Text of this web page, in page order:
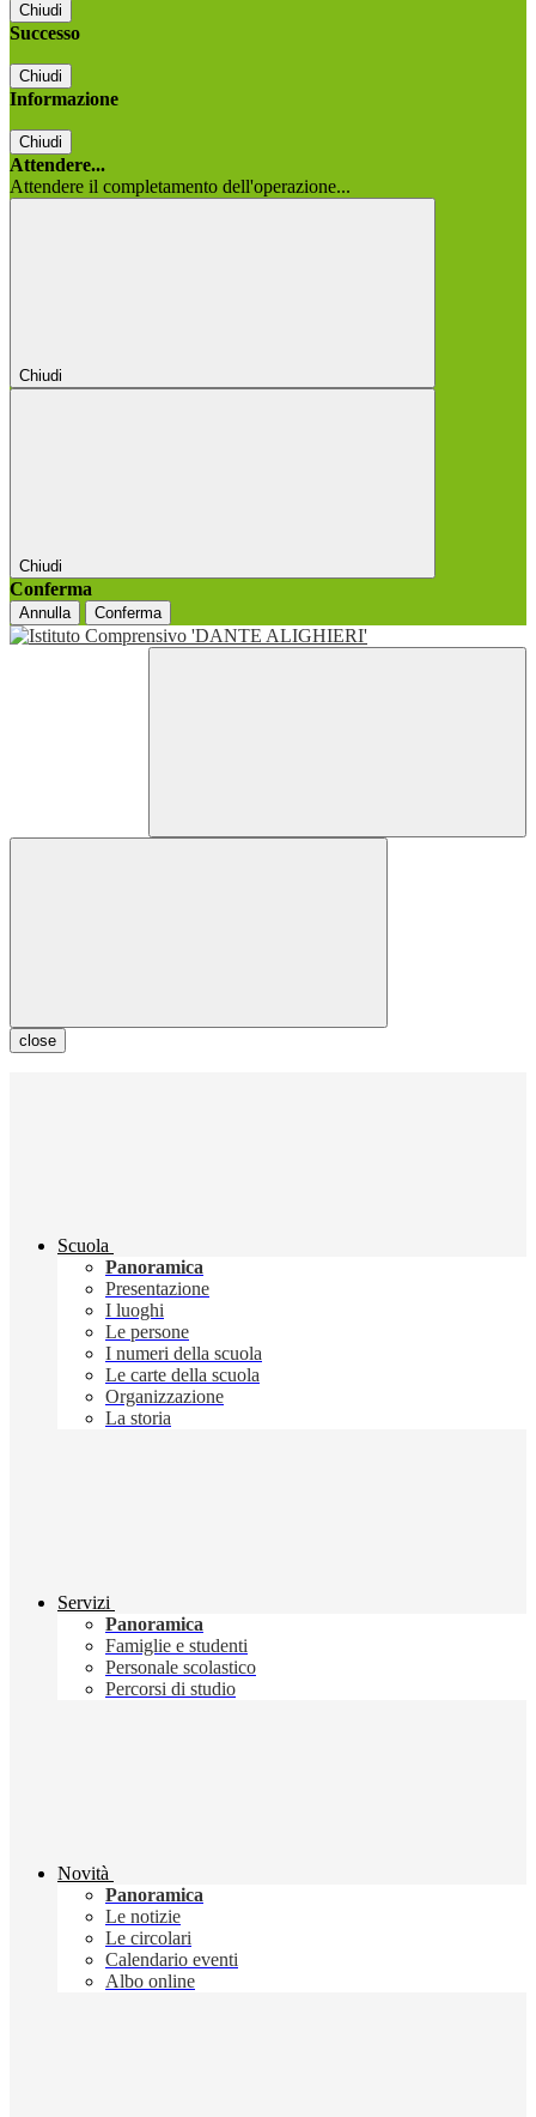
Chiudi
Successo
Chiudi
Informazione
Chiudi
Attendere...
Attendere il completamento dell'operazione...
Chiudi
Chiudi
Conferma
Annulla Conferma
close
Scuola
Panoramica
Presentazione
I luoghi
Le persone
I numeri della scuola
Le carte della scuola
Organizzazione
La storia
Servizi
Panoramica
Famiglie e studenti
Personale scolastico
Percorsi di studio
Novità
Panoramica
Le notizie
Le circolari
Calendario eventi
Albo online